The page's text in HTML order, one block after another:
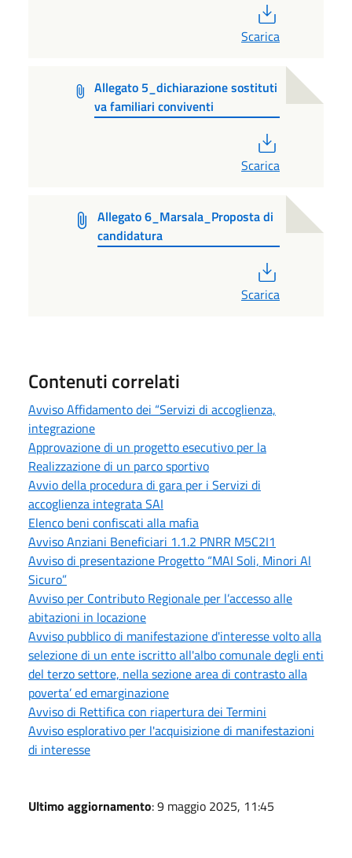
Scarica
Allegato 5_dichiarazione sostituti
va familiari conviventi
Scarica
Allegato 6_Marsala_Proposta di
candidatura
Scarica
Contenuti correlati
Avviso Affidamento dei “Servizi di accoglienza,
integrazione
Approvazione di un progetto esecutivo per la
Realizzazione di un parco sportivo
Avvio della procedura di gara per i Servizi di
accoglienza integrata SAI
Elenco beni confiscati alla mafia
Avviso Anziani Beneficiari 1.1.2 PNRR M5C2I1
Avviso di presentazione Progetto “MAI Soli, Minori Al
Sicuro”
Avviso per Contributo Regionale per l’accesso alle
abitazioni in locazione
Avviso pubblico di manifestazione d'interesse volto alla
selezione di un ente iscritto all'albo comunale degli enti
del terzo settore, nella sezione area di contrasto alla
poverta’ ed emarginazione
Avviso di Rettifica con riapertura dei Termini
Avviso esplorativo per l'acquisizione di manifestazioni
di interesse
Ultimo aggiornamento: 9 maggio 2025, 11:45